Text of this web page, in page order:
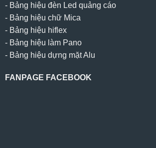
- Bảng hiệu đèn Led quảng cáo
- Bảng hiệu chữ Mica
- Bảng hiệu hiflex
- Bảng hiệu làm Pano
- Bảng hiệu dựng mặt Alu
FANPAGE FACEBOOK